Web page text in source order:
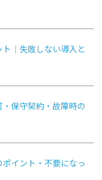
｜失敗しない導入と
保守契約・故障時の
イント・不要になっ